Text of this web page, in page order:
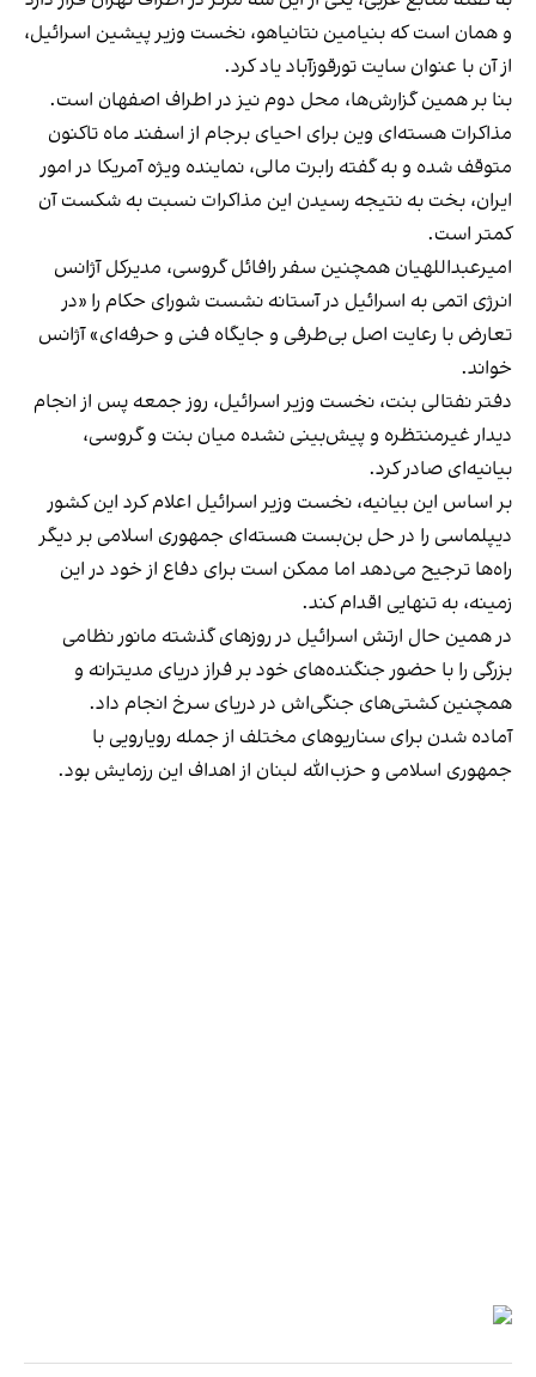
و همان است که بنیامین نتانیاهو، نخست وزیر پیشین اسرائیل،
از آن با عنوان سایت تورقوزآباد یاد کرد.
بنا بر همین گزارش‌ها، محل دوم نیز در اطراف اصفهان است.
مذاکرات هسته‌ای وین برای احیای برجام از اسفند ماه تاکنون
متوقف شده و به گفته رابرت مالی، نماینده ویژه آمریکا در امور
ایران، بخت به نتیجه رسیدن این مذاکرات نسبت به شکست آن
کمتر است.
امیرعبداللهیان همچنین سفر رافائل گروسی، مدیرکل آژانس
انرژی اتمی به اسرائیل در آستانه نشست شورای حکام را «در
تعارض با رعایت اصل بی‌طرفی و جایگاه فنی و حرفه‌ای» آژانس
خواند.
دفتر نفتالی بنت، نخست وزیر اسرائیل، روز جمعه پس از انجام
دیدار غیرمنتظره و پیش‌بینی نشده میان بنت و گروسی،
بیانیه‌ای صادر کرد.
بر اساس این بیانیه، نخست وزیر اسرائیل اعلام کرد این کشور
دیپلماسی را در حل بن‌بست هسته‌ای جمهوری اسلامی بر دیگر
راه‌ها ترجیح می‌دهد اما ممکن است برای دفاع از خود در این
زمینه، به تنهایی اقدام کند.
در همین حال ارتش اسرائیل در روزهای گذشته مانور نظامی
بزرگی را با حضور جنگنده‌های خود بر فراز دریای مدیترانه و
همچنین کشتی‌های جنگی‌اش در دریای سرخ انجام داد.
آماده شدن برای سناریوهای مختلف از جمله رویارویی با
جمهوری اسلامی و حزب‌الله لبنان از اهداف این رزمایش بود.